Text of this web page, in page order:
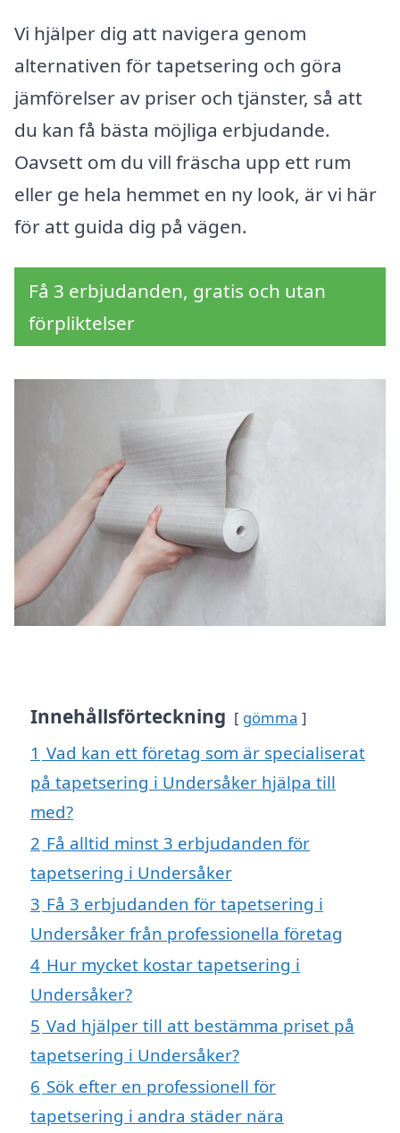
Vi hjälper dig att navigera genom
alternativen för tapetsering och göra
jämförelser av priser och tjänster, så att
du kan få bästa möjliga erbjudande.
Oavsett om du vill fräscha upp ett rum
eller ge hela hemmet en ny look, är vi här
för att guida dig på vägen.
Få 3 erbjudanden, gratis och utan
förpliktelser
Innehållsförteckning gömma
1 Vad kan ett företag som är specialiserat
på tapetsering i Undersåker hjälpa till
med?
2 Få alltid minst 3 erbjudanden för
tapetsering i Undersåker
3 Få 3 erbjudanden för tapetsering i
Undersåker från professionella företag
4 Hur mycket kostar tapetsering i
Undersåker?
5 Vad hjälper till att bestämma priset på
tapetsering i Undersåker?
6 Sök efter en professionell för
tapetsering i andra städer nära